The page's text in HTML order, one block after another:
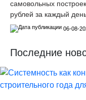
самовольных
рублей за каждый
06-08-
Последние